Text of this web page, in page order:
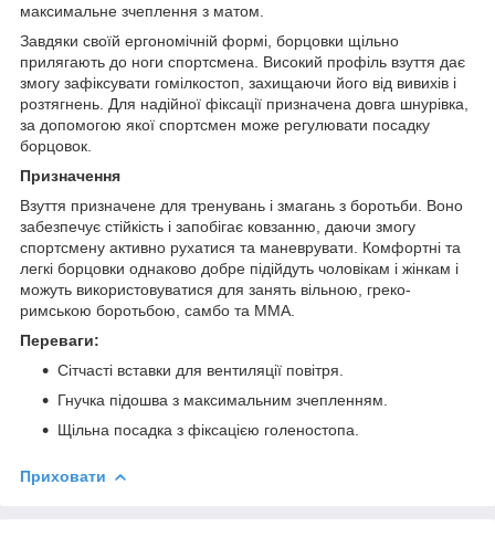
максимальне зчеплення з матом.
Завдяки своїй ергономічній формі, борцовки щільно
прилягають до ноги спортсмена. Високий профіль взуття дає
змогу зафіксувати гомілкостоп, захищаючи його від вивихів і
розтягнень. Для надійної фіксації призначена довга шнурівка,
за допомогою якої спортсмен може регулювати посадку
борцовок.
Призначення
Взуття призначене для тренувань і змагань з боротьби. Воно
забезпечує стійкість і запобігає ковзанню, даючи змогу
спортсмену активно рухатися та маневрувати. Комфортні та
легкі борцовки однаково добре підійдуть чоловікам і жінкам і
можуть використовуватися для занять вільною, греко-
римською боротьбою, самбо та ММА.
Переваги:
Сітчасті вставки для вентиляції повітря.
Гнучка підошва з максимальним зчепленням.
Щільна посадка з фіксацією голеностопа.
Приховати